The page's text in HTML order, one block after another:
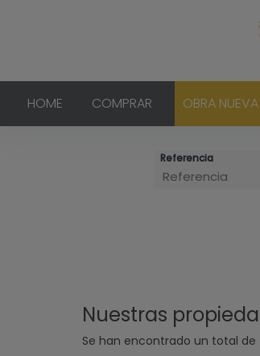
HOME COMPRAR OBRA NUEVA
Referencia
Nuestras
Se han encontrado un total de